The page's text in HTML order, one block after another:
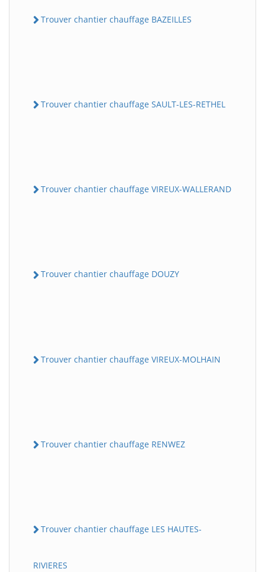
Trouver chantier chauffage BAZEILLES
Trouver chantier chauffage SAULT-LES-RETHEL
Trouver chantier chauffage VIREUX-WALLERAND
Trouver chantier chauffage DOUZY
Trouver chantier chauffage VIREUX-MOLHAIN
Trouver chantier chauffage RENWEZ
Trouver chantier chauffage LES HAUTES-
RIVIERES